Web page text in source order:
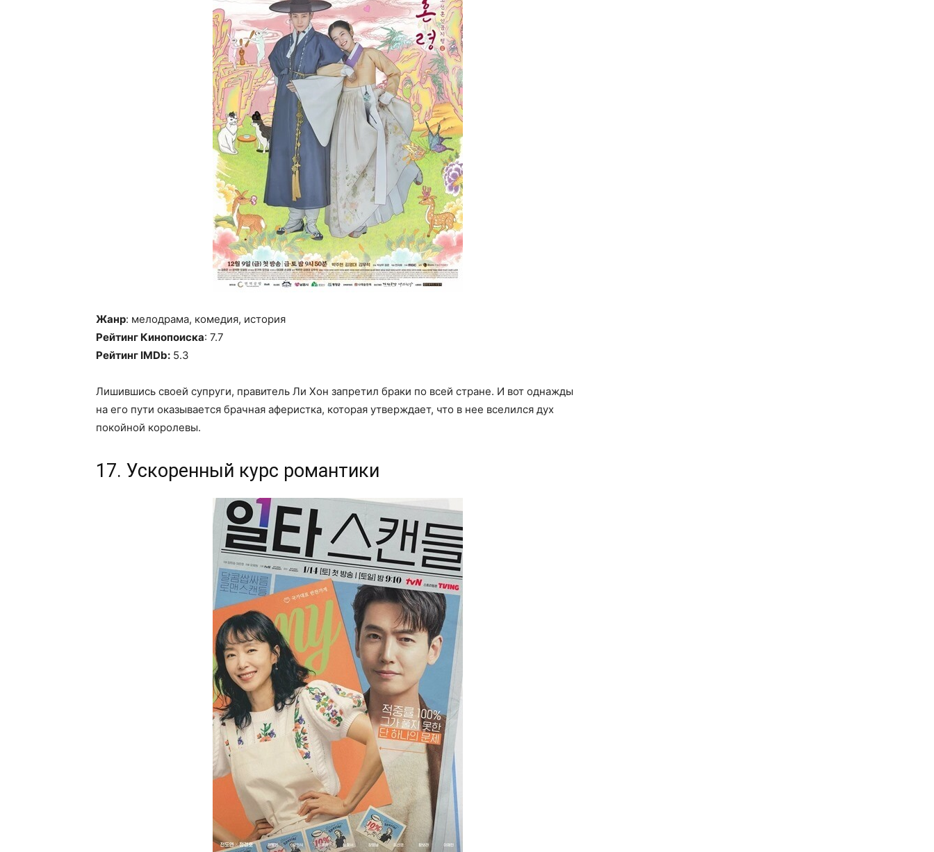
Жанр: мелодрама, комедия, история
Рейтинг Кинопоиска: 7.7
Рейтинг IMDb: 5.3
Лишившись своей супруги, правитель Ли Хон запретил браки по всей стране. И вот однажды
на его пути оказывается брачная аферистка, которая утверждает, что в нее вселился дух
покойной королевы.
17. Ускоренный курс романтики